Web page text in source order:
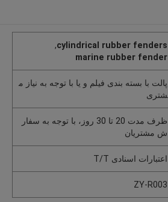
cylindrical rubber fenders
,
marine rubber fender
پالت با بسته بندی فیلم و یا با توجه به نیاز م
شتری
ظرف مدت 20 تا 30 روز، با توجه به سفار
ش مشتریان
اعتبارات اسنادی T/T
ZY-R003